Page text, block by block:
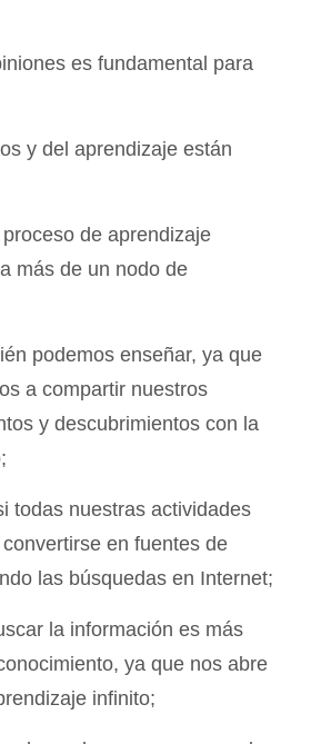
es fundamental para
y del aprendizaje están
de aprendizaje
más de un nodo de
podemos enseñar, ya que
a compartir nuestros
y descubrimientos con la
todas nuestras actividades
en fuentes de
las búsquedas en Internet;
la información es más
ya que nos abre
infinito;